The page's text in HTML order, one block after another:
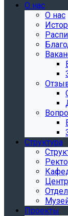
О нас
О нас
Структура
Проекты